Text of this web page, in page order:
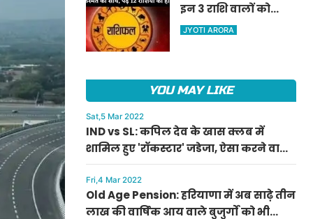
ऐलान
इन 3 राशि वालों को
मिलेगा हर मामले में
JYOTI ARORA
YOU MAY LIKE
Sat,5 Mar 2022
IND vs SL: कपिल देव के खास क्लब में
शामिल हुए 'रॉकस्टार' जडेजा, ऐसा करने वाले
बने मात्र दूसरे भारतीय
Fri,4 Mar 2022
Old Age Pension: हरियाणा में अब साढ़े तीन
लाख की वार्षिक आय वाले बुजुर्गों को भी